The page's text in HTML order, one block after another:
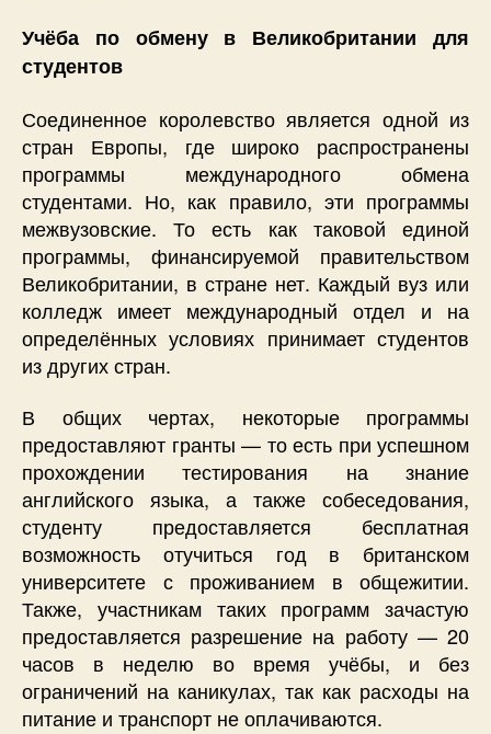
Учёба по обмену в Великобритании для
студентов
Соединенное королевство является одной из
стран Европы, где широко распространены
программы международного обмена
студентами. Но, как правило, эти программы
межвузовские. То есть как таковой единой
программы, финансируемой правительством
Великобритании, в стране нет. Каждый вуз или
колледж имеет международный отдел и на
определённых условиях принимает студентов
из других стран.
В общих чертах, некоторые программы
предоставляют гранты — то есть при успешном
прохождении тестирования на знание
английского языка, а также собеседования,
студенту предоставляется бесплатная
возможность отучиться год в британском
университете с проживанием в общежитии.
Также, участникам таких программ зачастую
предоставляется разрешение на работу — 20
часов в неделю во время учёбы, и без
ограничений на каникулах, так как расходы на
питание и транспорт не оплачиваются.